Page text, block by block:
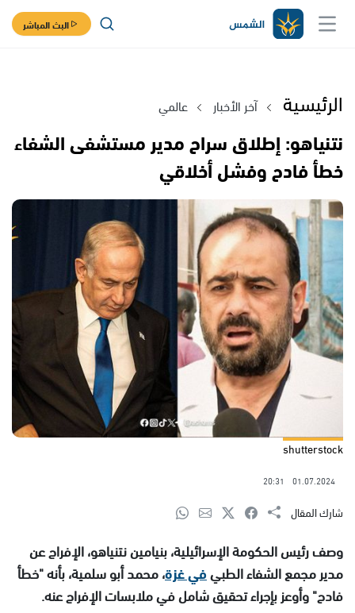
البث المباشر
الرئيسية آخر الأخبار عالمي
نتنياهو: إطلاق سراح مدير مستشفى الشفاء
خطأ فادح وفشل أخلاقي
shutterstock
01.07.2024
20:31
شارك المقال
وصف رئيس الحكومة الإسرائيلية، بنيامين نتنياهو، الإفراج عن
مدير مجمع الشفاء الطبيفي غزة، محمد أبو سلمية، بأنه "خطأ
فادح" وأوعز بإجراء تحقيق شامل في ملابسات الإفراج عنه.